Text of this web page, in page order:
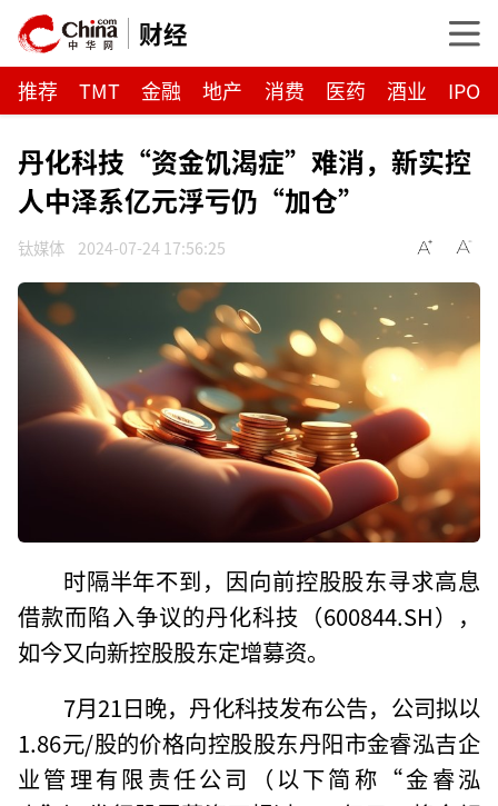
财经
推荐 TMT 金融 地产 消费 医药 酒业 IPO
丹化科技“资金饥渴症”难消，新实控
人中泽系亿元浮亏仍“加仓”
钛媒体 2024-07-24 17:56:25
时隔半年不到，因向前控股股东寻求高息
借款而陷入争议的丹化科技（600844.SH），
如今又向新控股股东定增募资。
7月21日晚，丹化科技发布公告，公司拟以
1.86元/股的价格向控股股东丹阳市金睿泓吉企
业管理有限责任公司（以下简称“金睿泓